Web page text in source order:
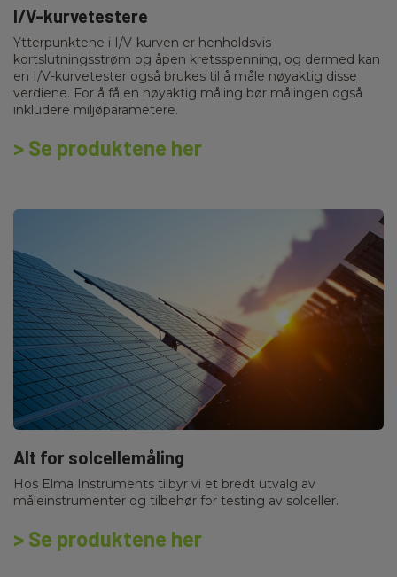
I/V-kurvetestere
Ytterpunktene i I/V-kurven er henholdsvis
kortslutningsstrøm og åpen kretsspenning, og dermed kan
en I/V-kurvetester også brukes til å måle nøyaktig disse
verdiene. For å få en nøyaktig måling bør målingen også
inkludere miljøparametere.
> Se produktene her
Alt for solcellemåling
Hos Elma Instruments tilbyr vi et bredt utvalg av
måleinstrumenter og tilbehør for testing av solceller.
> Se produktene her